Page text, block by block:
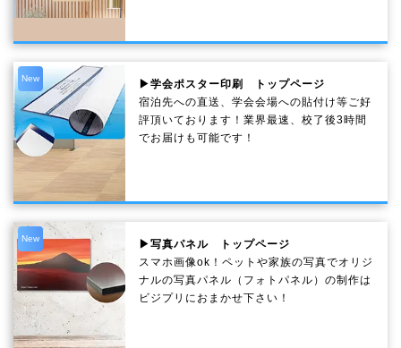
New
▶学会ポスター印刷 トップページ
宿泊先への直送、学会会場への貼付け等ご好
評頂いております！業界最速、校了後3時間
でお届けも可能です！
New
▶写真パネル トップページ
スマホ画像ok！ペットや家族の写真でオリジ
ナルの写真パネル（フォトパネル）の制作は
ビジプリにおまかせ下さい！